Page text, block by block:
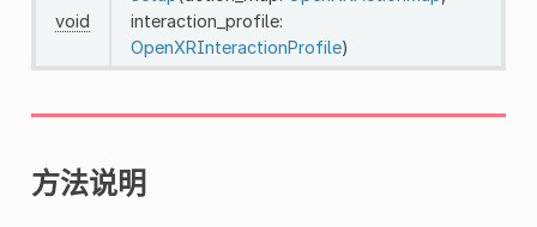
void
interaction_profile:
OpenXRInteractionProfile)
方法说明